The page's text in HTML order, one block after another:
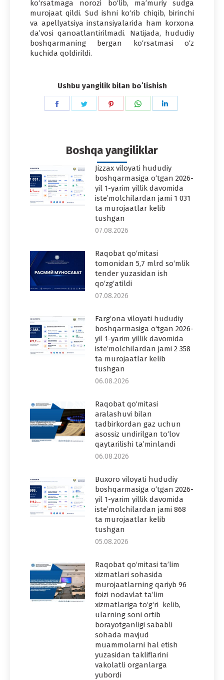
ko‘rsatmaga norozi bo‘lib, ma’muriy sudga
murojaat qildi. Sud ishni ko‘rib chiqib, birinchi
va apellyatsiya instansiyalarida ham korxona
da’vosi qanoatlantirilmadi. Natijada, hududiy
boshqarmaning bergan ko‘rsatmasi o‘z
kuchida qoldirildi.
Ushbu yangilik bilan boʻlishish
Share
Share
Share
Share
Boshqa yangiliklar
Jizzax viloyati hududiy
boshqarmasiga o‘tgan 2026-
yil 1-yarim yillik davomida
iste’molchilardan jami 1 031
ta murojaatlar kelib
tushgan
07.08.2026
Raqobat qo‘mitasi
tomonidan 5,7 mlrd so‘mlik
tender yuzasidan ish
qo‘zg‘atildi
07.08.2026
Farg‘ona viloyati hududiy
boshqarmasiga o‘tgan 2026-
yil 1-yarim yillik davomida
iste’molchilardan jami 2 358
ta murojaatlar kelib
tushgan
06.08.2026
Raqobat qo‘mitasi
aralashuvi bilan
tadbirkordan gaz uchun
asossiz undirilgan to‘lov
qaytarilishi ta’minlandi
06.08.2026
Buxoro viloyati hududiy
boshqarmasiga o‘tgan 2026-
yil 1-yarim yillik davomida
iste’molchilardan jami 868
ta murojaatlar kelib
tushgan
05.08.2026
Raqobat qo‘mitasi ta’lim
xizmatlari sohasida
murojaatlarning qariyb 96
foizi nodavlat ta’lim
xizmatlariga to‘g‘ri kelib,
ularning soni ortib
borayotganligi sababli
sohada mavjud
muammolarni hal etish
yuzasidan takliflarini
vakolatli organlarga
yubordi